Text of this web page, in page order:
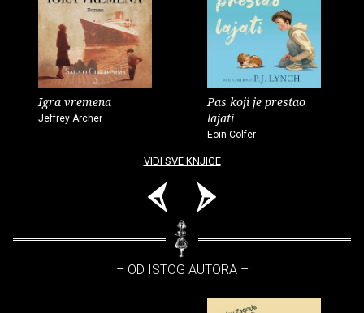
Igra vremena
Jeffrey Archer
Pas koji je prestao
lajati
Eoin Colfer
VIDI SVE KNJIGE
– OD ISTOG AUTORA –